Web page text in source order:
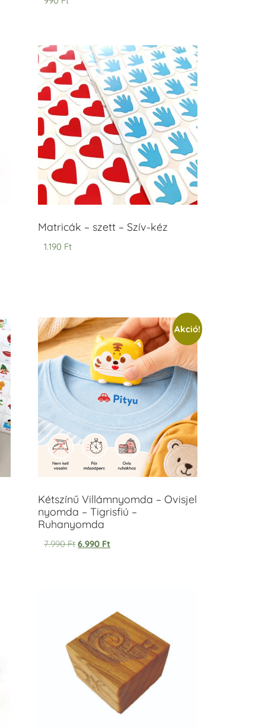
5.00
Matricák – szett – Szív-kéz
1.190 Ft
Akció!
Kétszínű Villámnyomda – Ovisjel
nyomda – Tigrisfiú –
Ruhanyomda
7.990Ft 6.990 Ft